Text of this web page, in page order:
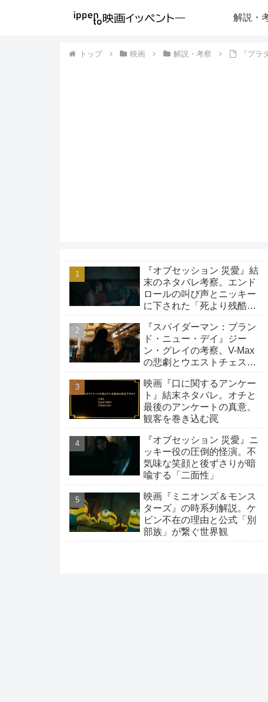
解説・
トップ 映画 解説・考察 『プ
『オブセッション 災愛』結
末のネタバレ考察。エンド
ロールの叫び声とニッキー
に下された「死より残酷な
『スパイダーマン：ブラン
ド・ニュー・デイ』ジー
ン・グレイの考察。V-Max
の悲劇とウエストチェスタ
映画『口に関するアンケー
ト』結末ネタバレ。オチと
最後のアンケートの真意。
観客を巻き込む罠
『オブセッション 災愛』ニ
ッキー役の圧倒的怪演。不
気味な笑顔と後ずさりが暗
喩する「二面性」
映画『ミニオンズ＆モンス
ターズ』の時系列解説。ケ
ビン不在の理由と公式「別
部族」が繋ぐ世界観